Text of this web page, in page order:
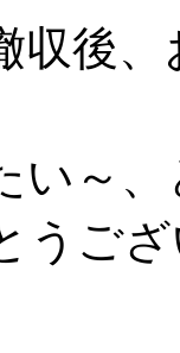
収後
い～
うご